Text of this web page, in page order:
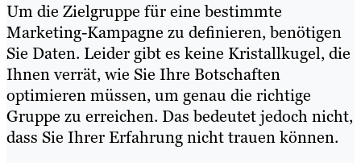
Um die Zielgruppe für eine bestimmte
Marketing-Kampagne zu definieren, benötigen
Sie Daten. Leider gibt es keine Kristallkugel, die
Ihnen verrät, wie Sie Ihre Botschaften
optimieren müssen, um genau die richtige
Gruppe zu erreichen. Das bedeutet jedoch nicht,
dass Sie Ihrer Erfahrung nicht trauen können.